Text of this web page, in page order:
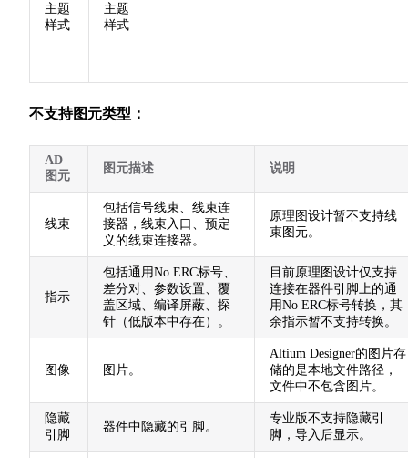
主题
样式
主题
样式
不支持图元类型：
AD
图元
图元描述 说明
线束
包括信号线束、线束连
接器，线束入口、预定
义的线束连接器。
原理图设计暂不支持线
束图元。
指示
包括通用No ERC标号、
差分对、参数设置、覆
盖区域、编译屏蔽、探
针（低版本中存在）。
目前原理图设计仅支持
连接在器件引脚上的通
用No ERC标号转换，其
余指示暂不支持转换。
图像 图片。
Altium Designer的图片存
储的是本地文件路径，
文件中不包含图片。
隐藏
引脚
器件中隐藏的引脚。
专业版不支持隐藏引
脚，导入后显示。